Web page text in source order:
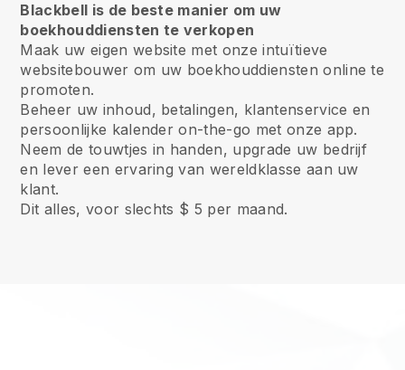
Blackbell is de beste manier om uw
boekhouddiensten te verkopen
Maak uw eigen website met onze intuïtieve
websitebouwer om uw boekhouddiensten online te
promoten.
Beheer uw inhoud, betalingen, klantenservice en
persoonlijke kalender on-the-go met onze app.
Neem de touwtjes in handen, upgrade uw bedrijf
en lever een ervaring van wereldklasse aan uw
klant.
Dit alles, voor slechts $ 5 per maand.